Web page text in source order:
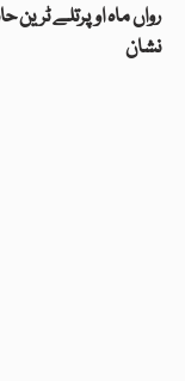
رواں ماہ اوپرتلے
نشان